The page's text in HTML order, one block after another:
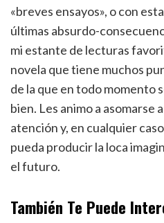
«breves ensayos», o con
últimas absurdo-
mi estante de lecturas
novela que tiene muchos
de la que en todo momento
bien. Les animo a asomarse
atención y, en cualquier
pueda producir la loca
el futuro.
También Te Puede